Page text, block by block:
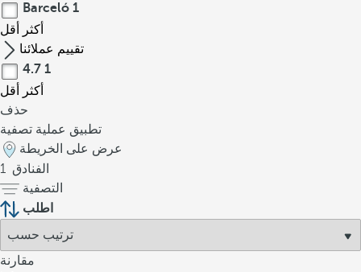
Barceló 1
أكثر
أقل
تقييم عملائنا
4.7 1
أكثر
أقل
حذف
تطبيق عملية تصفية
عرض على الخريطة
1 الفنادق
التصفية
اطلب
مقارنة